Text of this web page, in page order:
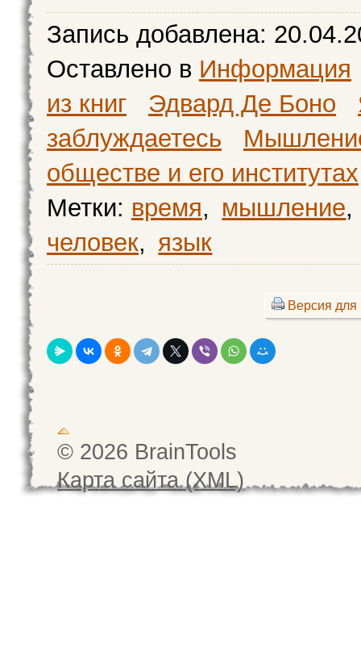
Запись добавлена:
Оставлено в Информация
из книг
Эдвард Де Боно
заблуждаетесь
обществе и его институтах
Метки: время, мышление,
человек, язык
Версия для
© 2026 BrainTools
Карта сайта (XML)